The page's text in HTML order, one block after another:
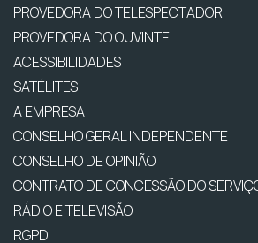
PROVEDORA DO TELESPECTADOR
PROVEDORA DO OUVINTE
ACESSIBILIDADES
SATÉLITES
A EMPRESA
CONSELHO GERAL INDEPENDENTE
CONSELHO DE OPINIÃO
CONTRATO DE CONCESSÃO DO
RÁDIO E TELEVISÃO
RGPD